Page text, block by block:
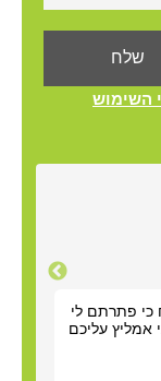
השימוש
כי פתרתם לי
אמליץ עליכם